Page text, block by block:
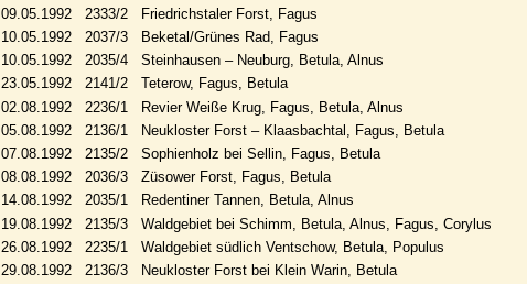
09.05.1992 2333/2 Friedrichstaler Forst, Fagus
10.05.1992 2037/3 Beketal/Grünes Rad, Fagus
10.05.1992 2035/4 Steinhausen – Neuburg, Betula, Alnus
23.05.1992 2141/2 Teterow, Fagus, Betula
02.08.1992 2236/1 Revier Weiße Krug, Fagus, Betula, Alnus
05.08.1992 2136/1 Neukloster Forst – Klaasbachtal, Fagus, Betula
07.08.1992 2135/2 Sophienholz bei Sellin, Fagus, Betula
08.08.1992 2036/3 Züsower Forst, Fagus, Betula
14.08.1992 2035/1 Redentiner Tannen, Betula, Alnus
19.08.1992 2135/3 Waldgebiet bei Schimm, Betula, Alnus, Fagus, Corylus
26.08.1992 2235/1 Waldgebiet südlich Ventschow, Betula, Populus
29.08.1992 2136/3 Neukloster Forst bei Klein Warin, Betula